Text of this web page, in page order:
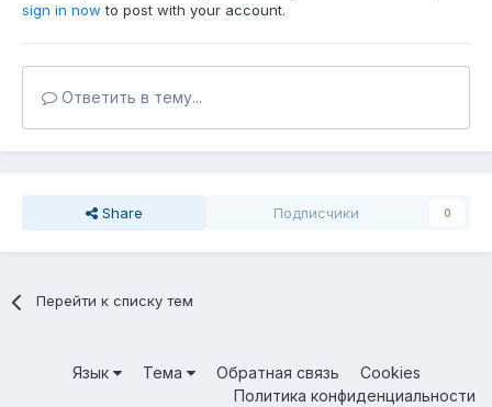
sign in now to post with your account.
Ответить в тему...
Share Подписчики 0
Перейти к списку тем
Язык Тема Обратная связь
Cookies
Политика конфиденциальности